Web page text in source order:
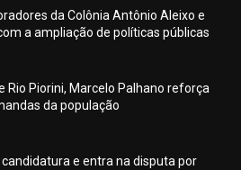
da Colônia Antônio Aleixo e
a ampliação de políticas públicas
Rio Piorini, Marcelo Palhano reforça
da população
e entra na disputa por